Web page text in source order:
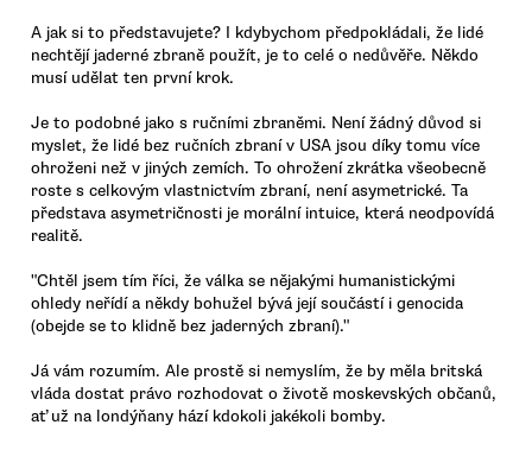
A jak si to představujete? I kdybychom předpokládali, že lidé
nechtějí jaderné zbraně použít, je to celé o nedůvěře. Někdo
musí udělat ten první krok.
Je to podobné jako s ručními zbraněmi. Není žádný důvod si
myslet, že lidé bez ručních zbraní v USA jsou díky tomu více
ohroženi než v jiných zemích. To ohrožení zkrátka všeobecně
roste s celkovým vlastnictvím zbraní, není asymetrické. Ta
představa asymetričnosti je morální intuice, která neodpovídá
realitě.
"Chtěl jsem tím říci, že válka se nějakými humanistickými
ohledy neřídí a někdy bohužel bývá její součástí i genocida
(obejde se to klidně bez jaderných zbraní)."
Já vám rozumím. Ale prostě si nemyslím, že by měla britská
vláda dostat právo rozhodovat o životě moskevských občanů,
ať už na londýňany hází kdokoli jakékoli bomby.